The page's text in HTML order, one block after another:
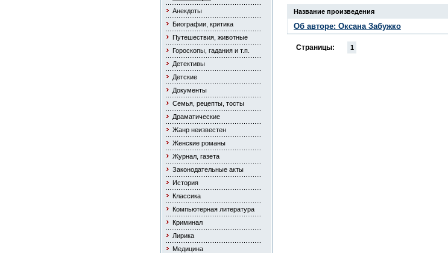
Анекдоты
Биографии, критика
Путешествия, животные
Гороскопы, гадания и т.п.
Детективы
Детские
Документы
Семья, рецепты, тосты
Драматические
Жанр неизвестен
Женские романы
Журнал, газета
Законодательные акты
История
Классика
Компьютерная литература
Криминал
Лирика
Медицина
Название произведения
Об авторе: Оксана Забужко
Страницы: 1